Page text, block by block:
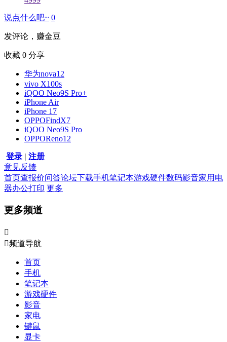
说点什么吧~ 0
发评论，赚金豆
收藏 0 分享
华为nova12
vivo X100s
iQOO Neo9S Pro+
iPhone Air
iPhone 17
OPPOFindX7
iQOO Neo9S Pro
OPPOReno12
登录 | 注册
意见反馈
首页查报价问答论坛下载手机笔记本游戏硬件数码影音家用电
器办公打印 更多
更多频道

频道导航
首页
手机
笔记本
游戏硬件
影音
家电
键鼠
显卡